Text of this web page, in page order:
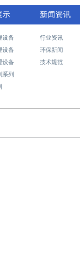
示
设备
设备
设备
系列
新闻资讯
行业资讯
环保新闻
技术规范